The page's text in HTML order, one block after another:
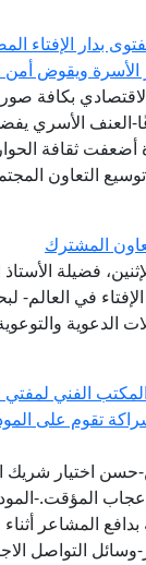
بدار الإفتاء
الأسرة ويقوض أمن
بكافة
العنف الأسري
أضعفت ثقافة
التعاون
المشترك
فضيلة
في العالم-
الدعوية
الفني
تقوم على
حسن اختيار شريك
المؤقت.-
المشاعر أثناء
وسائل التواصل